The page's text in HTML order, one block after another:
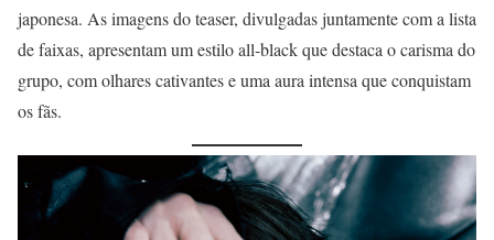
japonesa. As imagens do teaser, divulgadas juntamente com a lista
de faixas, apresentam um estilo all-black que destaca o carisma do
grupo, com olhares cativantes e uma aura intensa que conquistam
os fãs.